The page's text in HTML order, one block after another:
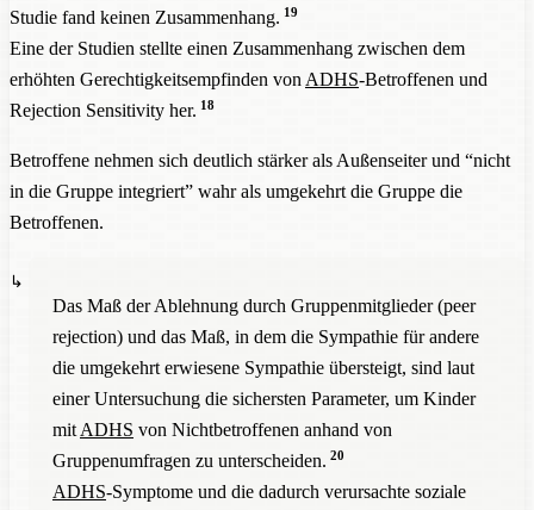
Studie fand keinen Zusammenhang. 19
Eine der Studien stellte einen Zusammenhang zwischen dem
erhöhten Gerechtigkeitsempfinden von ADHS-Betroffenen und
Rejection Sensitivity her. 18
Betroffene nehmen sich deutlich stärker als Außenseiter und “nicht
in die Gruppe integriert” wahr als umgekehrt die Gruppe die
Betroffenen.
Das Maß der Ablehnung durch Gruppenmitglieder (peer
rejection) und das Maß, in dem die Sympathie für andere
die umgekehrt erwiesene Sympathie übersteigt, sind laut
einer Untersuchung die sichersten Parameter, um Kinder
mit ADHS von Nichtbetroffenen anhand von
Gruppenumfragen zu unterscheiden. 20
ADHS-Symptome und die dadurch verursachte soziale